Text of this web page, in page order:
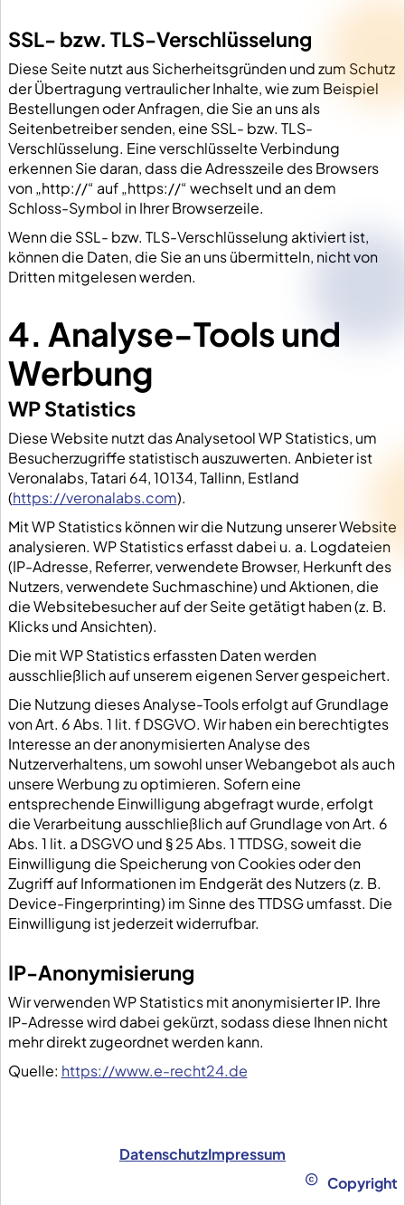
SSL- bzw. TLS-Verschlüsselung
Diese Seite nutzt aus Sicherheitsgründen und zum Schutz
der Übertragung vertraulicher Inhalte, wie zum Beispiel
Bestellungen oder Anfragen, die Sie an uns als
Seitenbetreiber senden, eine SSL- bzw. TLS-
Verschlüsselung. Eine verschlüsselte Verbindung
erkennen Sie daran, dass die Adresszeile des Browsers
von „http://“ auf „https://“ wechselt und an dem
Schloss-Symbol in Ihrer Browserzeile.
Wenn die SSL- bzw. TLS-Verschlüsselung aktiviert ist,
können die Daten, die Sie an uns übermitteln, nicht von
Dritten mitgelesen werden.
4. Analyse-Tools und
Werbung
WP Statistics
Diese Website nutzt das Analysetool WP Statistics, um
Besucherzugriffe statistisch auszuwerten. Anbieter ist
Veronalabs, Tatari 64, 10134, Tallinn, Estland
(https://veronalabs.com).
Mit WP Statistics können wir die Nutzung unserer Website
analysieren. WP Statistics erfasst dabei u. a. Logdateien
(IP-Adresse, Referrer, verwendete Browser, Herkunft des
Nutzers, verwendete Suchmaschine) und Aktionen, die
die Websitebesucher auf der Seite getätigt haben (z. B.
Klicks und Ansichten).
Die mit WP Statistics erfassten Daten werden
ausschließlich auf unserem eigenen Server gespeichert.
Die Nutzung dieses Analyse-Tools erfolgt auf Grundlage
von Art. 6 Abs. 1 lit. f DSGVO. Wir haben ein berechtigtes
Interesse an der anonymisierten Analyse des
Nutzerverhaltens, um sowohl unser Webangebot als auch
unsere Werbung zu optimieren. Sofern eine
entsprechende Einwilligung abgefragt wurde, erfolgt
die Verarbeitung ausschließlich auf Grundlage von Art. 6
Abs. 1 lit. a DSGVO und § 25 Abs. 1 TTDSG, soweit die
Einwilligung die Speicherung von Cookies oder den
Zugriff auf Informationen im Endgerät des Nutzers (z. B.
Device-Fingerprinting) im Sinne des TTDSG umfasst. Die
Einwilligung ist jederzeit widerrufbar.
IP-Anonymisierung
Wir verwenden WP Statistics mit anonymisierter IP. Ihre
IP-Adresse wird dabei gekürzt, sodass diese Ihnen nicht
mehr direkt zugeordnet werden kann.
Quelle: https://www.e-recht24.de
DatenschutzImpressum
Copyright